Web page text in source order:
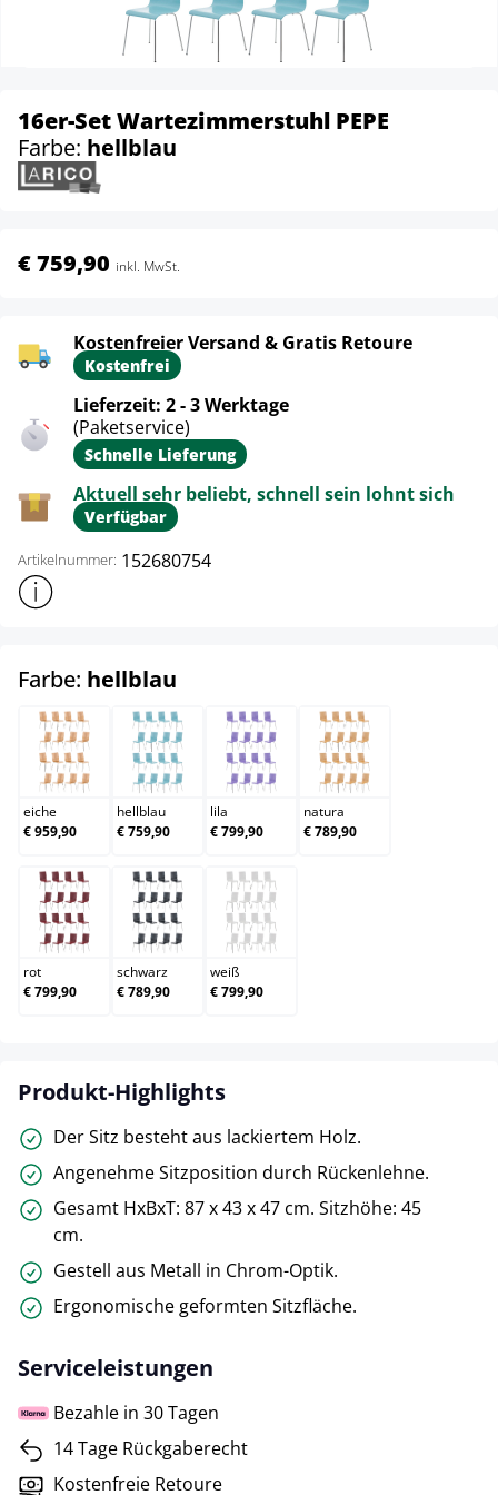
16er-Set Wartezimmerstuhl PEPE
Farbe: hellblau
€ 759,90 inkl. MwSt.
Kostenfreier Versand & Gratis Retoure
Kostenfrei
Lieferzeit: 2 - 3 Werktage
(Paketservice)
Schnelle Lieferung
Aktuell sehr beliebt, schnell sein lohnt sich
Verfügbar
Artikelnummer: 152680754
Weitere Produktinformationen anzeigen
Farbe: hellblau
eiche
eiche
€ 959,90
hellblau
hellblau
€ 759,90
lila
lila
€ 799,90
natura
natura
€ 789,90
rot
rot
€ 799,90
schwarz
schwarz
€ 789,90
weiß
weiß
€ 799,90
Produkt-Highlights
Der Sitz besteht aus lackiertem Holz.
Angenehme Sitzposition durch Rückenlehne.
Gesamt HxBxT: 87 x 43 x 47 cm. Sitzhöhe: 45
cm.
Gestell aus Metall in Chrom-Optik.
Ergonomische geformten Sitzfläche.
Serviceleistungen
Bezahle in 30 Tagen
14 Tage Rückgaberecht
Kostenfreie Retoure